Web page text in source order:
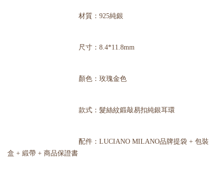
材質：925純銀
尺寸：8.4*11.8mm
顏色：玫瑰金色
款式：髮絲紋鍛敲易扣純銀耳環
配件：LUCIANO MILANO品牌提袋 + 包裝
盒 + 緞帶 + 商品保證書